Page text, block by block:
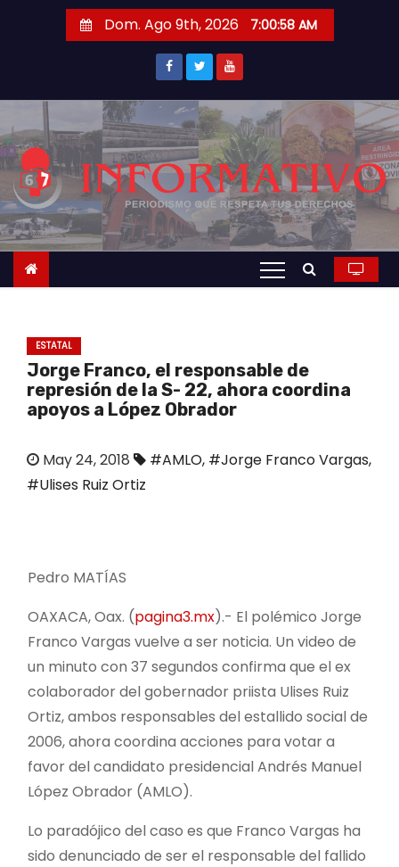
r
a
c
o
t
Dom. Ago 9th, 2026 7:00:58 AM
ESTATAL
Jorge Franco, el responsable de
represión de la S- 22, ahora coordina
apoyos a López Obrador
May 24, 2018 #AMLO, #Jorge Franco Vargas,
#Ulises Ruiz Ortiz
Pedro MATÍAS
OAXACA, Oax. (pagina3.mx).- El polémico Jorge
Franco Vargas vuelve a ser noticia. Un video de
un minuto con 37 segundos confirma que el ex
colaborador del gobernador priista Ulises Ruiz
Ortiz, ambos responsables del estallido social de
2006, ahora coordina acciones para votar a
favor del candidato presidencial Andrés Manuel
López Obrador (AMLO).
Lo paradójico del caso es que Franco Vargas ha
sido denunciado de ser el responsable del fallido